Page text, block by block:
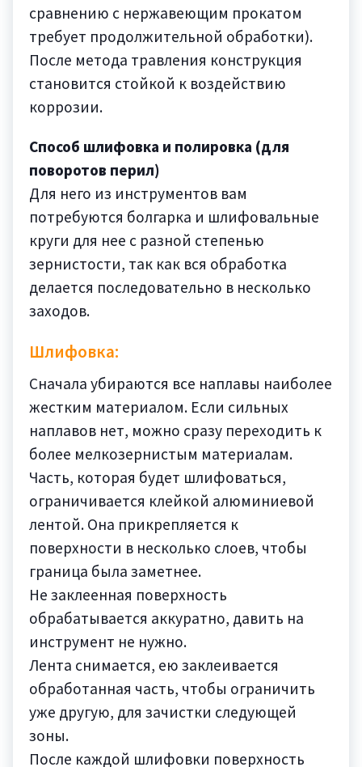
сравнению с нержавеющим прокатом
требует продолжительной обработки).
После метода травления конструкция
становится стойкой к воздействию
коррозии.
Способ шлифовка и полировка (для
поворотов перил)
Для него из инструментов вам
потребуются болгарка и шлифовальные
круги для нее с разной степенью
зернистости, так как вся обработка
делается последовательно в несколько
заходов.
Шлифовка:
Сначала убираются все наплавы наиболее
жестким материалом. Если сильных
наплавов нет, можно сразу переходить к
более мелкозернистым материалам.
Часть, которая будет шлифоваться,
ограничивается клейкой алюминиевой
лентой. Она прикрепляется к
поверхности в несколько слоев, чтобы
граница была заметнее.
Не заклеенная поверхность
обрабатывается аккуратно, давить на
инструмент не нужно.
Лента снимается, ею заклеивается
обработанная часть, чтобы ограничить
уже другую, для зачистки следующей
зоны.
После каждой шлифовки поверхность